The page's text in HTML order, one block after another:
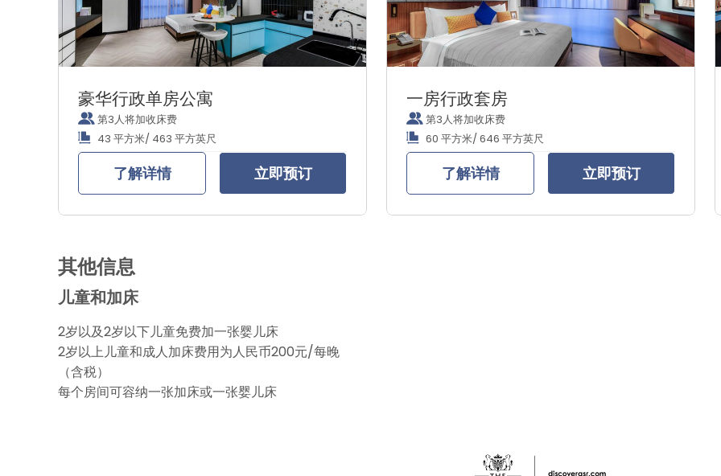
豪华行政单房公寓
第3人将加收床费
43 平方米/ 463 平方英尺
了解详情 立即预订
一房行政套房
第3人将加收床费
60 平方米/ 646 平方英尺
了解详情 立即预订
其他信息
儿童和加床
2岁以及2岁以下儿童免费加一张婴儿床
2岁以上儿童和成人加床费用为人民币200元/每晚
（含税）
每个房间可容纳一张加床或一张婴儿床